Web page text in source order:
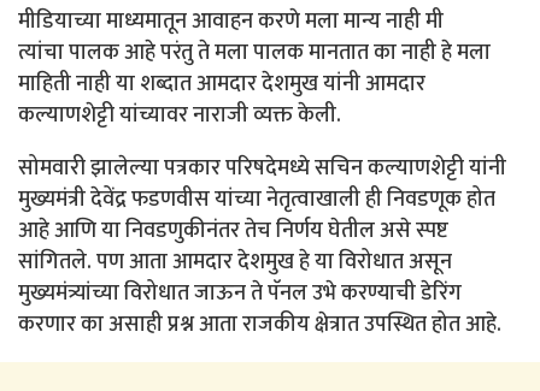
मीडियाच्या माध्यमातून आवाहन करणे मला मान्य नाही मी
त्यांचा पालक आहे परंतु ते मला पालक मानतात का नाही हे मला
माहिती नाही या शब्दात आमदार देशमुख यांनी आमदार
कल्याणशेट्टी यांच्यावर नाराजी व्यक्त केली.
सोमवारी झालेल्या पत्रकार परिषदेमध्ये सचिन कल्याणशेट्टी यांनी
मुख्यमंत्री देवेंद्र फडणवीस यांच्या नेतृत्वाखाली ही निवडणूक होत
आहे आणि या निवडणुकीनंतर तेच निर्णय घेतील असे स्पष्ट
सांगितले. पण आता आमदार देशमुख हे या विरोधात असून
मुख्यमंत्र्यांच्या विरोधात जाऊन ते पॅनल उभे करण्याची डेरिंग
करणार का असाही प्रश्न आता राजकीय क्षेत्रात उपस्थित होत आहे.